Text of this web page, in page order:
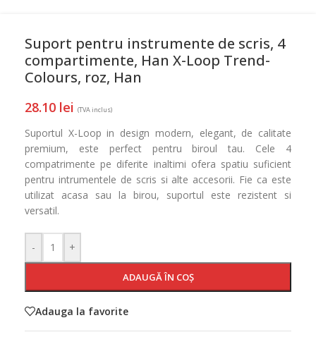
Suport pentru instrumente de scris, 4
compartimente, Han X-Loop Trend-
Colours, roz, Han
28.10 lei (TVA inclus)
Suportul X-Loop in design modern, elegant, de calitate
premium, este perfect pentru biroul tau. Cele 4
compatrimente pe diferite inaltimi ofera spatiu suficient
pentru intrumentele de scris si alte accesorii. Fie ca este
utilizat acasa sau la birou, suportul este rezistent si
versatil.
- +
ADAUGĂ ÎN COȘ
Adauga la favorite